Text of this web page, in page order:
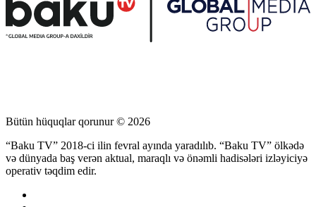
Bütün hüquqlar qorunur © 2026
“Baku TV” 2018-ci ilin fevral ayında yaradılıb. “Baku TV” ölkədə
və dünyada baş verən aktual, maraqlı və önəmli hadisələri izləyiciyə
operativ təqdim edir.